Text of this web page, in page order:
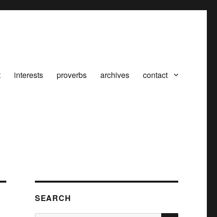
interests proverbs archives contact
SEARCH